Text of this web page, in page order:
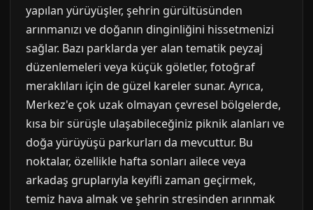
yapılan yürüyüşler, şehrin gürültüsünden
arınmanızı ve doğanın dinginliğini hissetmenizi
sağlar. Bazı parklarda yer alan tematik peyzaj
düzenlemeleri veya küçük göletler, fotoğraf
meraklıları için de güzel kareler sunar. Ayrıca,
Merkez'e çok uzak olmayan çevresel bölgelerde,
kısa bir sürüşle ulaşabileceğiniz piknik alanları ve
doğa yürüyüşü parkurları da mevcuttur. Bu
noktalar, özellikle hafta sonları ailece veya
arkadaş gruplarıyla keyifli zaman geçirmek,
temiz hava almak ve şehrin stresinden arınmak